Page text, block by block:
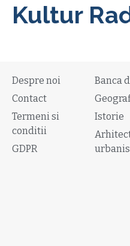
Kultur
Despre noi
Contact
Termeni si
conditii
GDPR
Banca
Istorie